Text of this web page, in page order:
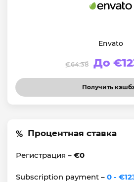
Envato
€64.38 До
Получить
Процентная ставка
Регистрация – €0
Subscription payment – 0 -